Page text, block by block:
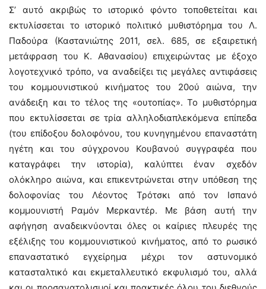
Σ’ αυτό ακριβώς το ιστορικό φόντο τοποθετείται και
εκτυλίσσεται το ιστορικό πολιτικό μυθιστόρημα του Λ.
Παδούρα (Καστανιώτης 2011, σελ. 685, σε εξαιρετική
μετάφραση του Κ. Αθανασίου) επιχειρώντας με έξοχο
λογοτεχνικό τρόπο, να αναδείξει τις μεγάλες αντιφάσεις
του κομμουνιστικού κινήματος του 20ού αιώνα, την
ανάδειξη και το τέλος της «ουτοπίας». Το μυθιστόρημα
που εκτυλίσσεται σε τρία αλληλοδιαπλεκόμενα επίπεδα
(του επίδοξου δολοφόνου, του κυνηγημένου επαναστάτη
ηγέτη και του σύγχρονου Κουβανού συγγραφέα που
καταγράφει την ιστορία), καλύπτει έναν σχεδόν
ολόκληρο αιώνα, και επικεντρώνεται στην υπόθεση της
δολοφονίας του Λέοντος Τρότσκι από τον Ισπανό
κομμουνιστή Ραμόν Μερκαντέρ. Με βάση αυτή την
αφήγηση αναδεικνύονται όλες οι καίριες πλευρές της
εξέλιξης του κομμουνιστικού κινήματος, από το ρωσικό
επαναστατικό εγχείρημα μέχρι τον αστυνομικό
κατασταλτικό και εκμεταλλευτικό εκφυλισμό του, αλλά